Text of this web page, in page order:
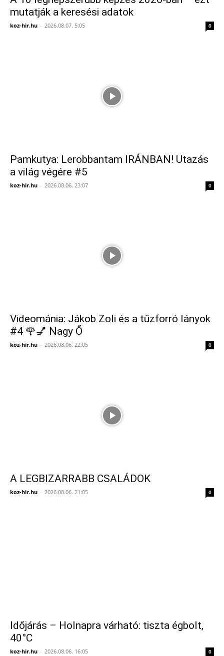
mutatják a keresési adatok
koz-hir.hu - 2026.08.07. 5:05 0
Pamkutya: Lerobbantam IRÁNBAN! Utazás
a világ végére #5
koz-hir.hu - 2026.08.06. 23:07 0
Videománia: Jákob Zoli és a tűzforró lányok
#4 🌹💅 Nagy Ő
koz-hir.hu - 2026.08.06. 22:05 0
A LEGBIZARRABB CSALÁDOK
koz-hir.hu - 2026.08.06. 21:05 0
Időjárás – Holnapra várható: tiszta égbolt,
40°C
koz-hir.hu - 2026.08.06. 16:05 0